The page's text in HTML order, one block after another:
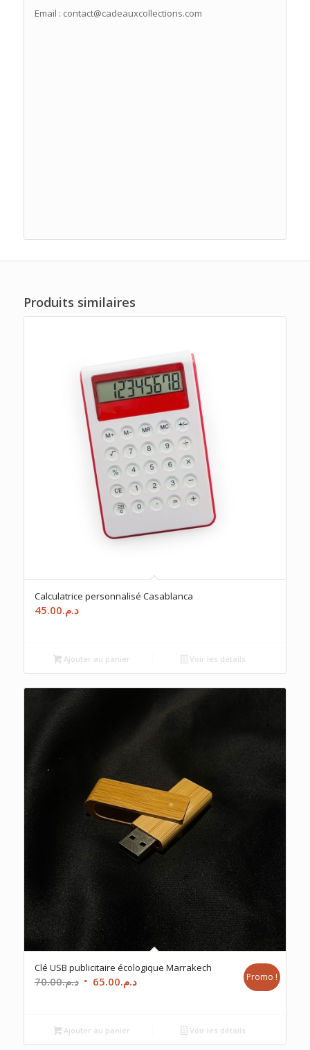
Email : contact@cadeauxcollections.com
Produits similaires
Calculatrice personnalisé Casablanca
د.م.45.00
Ajouter au panier Voir les détails
Clé USB publicitaire écologique Marrakech
د.م.70.00
Le
était :
د.م.70.00.
د.م.65.00
Le
د.م.65.00.
Promo !
Ajouter au panier Voir les détails